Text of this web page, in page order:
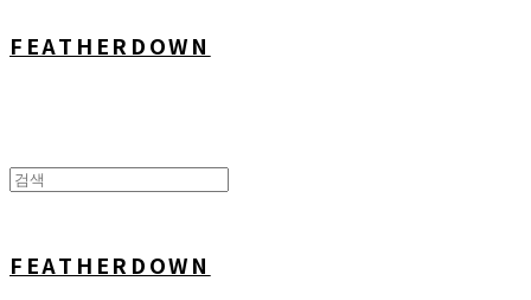
FEATHERDOWN
FEATHERDOWN